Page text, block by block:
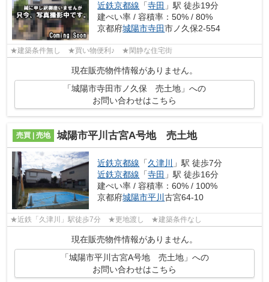
近鉄京都線 「寺田 」駅 徒歩19分
建ぺい率 / 容積率：50% / 80%
京都府城陽市寺田市ノ久保2-554
★建築条件無し ★買い物便利♪ ★閑静な住宅街
現在販売物件情報がありません。
「城陽市寺田市ノ久保 売土地」への
お問い合わせはこちら
売買 | 売地 城陽市平川古宮A号地 売土地
近鉄京都線 「久津川
」駅 徒歩7分
近鉄京都線 「寺田 」駅 徒歩16分
建ぺい率 / 容積率：60% / 100%
京都府城陽市平川古宮64-10
★近鉄「久津川」駅徒歩7分 ★更地渡し ★建築条件なし
現在販売物件情報がありません。
「城陽市平川古宮A号地 売土地」への
お問い合わせはこちら